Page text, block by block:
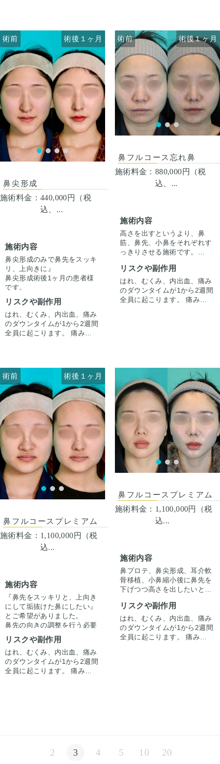
す。 内出血は平均2週間くら
いで目立たなくなります。顎
先や下唇の痺れが出ることが
あります。 多くは通常1ヶ月
以内に改善します。 稀に感染
がありますが、そのような際
は責任を持って当院で治療し
ます。 仕上がりには個人差が
あるので、手術を受けた人全
員がこの写真の様な変化をす
るわけではありませんのでご
注意下さい。 カウンセリング
にて診察させていただいた上
で、その方一人一人の状態を
ふまえて、治療法をご提案し
す。内出血は平均2週間くら
いで目立たなくなります。 稀
に感染がありますが、そのよ
うな際は責任を持って当院で
治療します。 仕上がりには個
人差があるので、手術を受け
た人全員がこの写真の様な変
化をするわけではありません
のでご注意下さい。 カウンセ
リングにて診察させていただ
いた上でその方一人一人の状
態をふまえて、治療法をご提
術前 術後１ヶ月 術前 術後１ヶ月
鼻尖形成
施術料金： 440,000円（税
込、...
施術内容
鼻尖形成のみで鼻先をスッキ
リ、上向きに』
鼻尖形成術後1ヶ月の患者様
です。
『鼻先の丸みが悩み。スッキ
リさせて、できれば上向きに
したい。』
というお悩みで受診されまし
た。
軟骨移植は希望されず、鼻尖
形成のみでやりたい。とご希
望がありました。
鼻先の向きを調整するため、
去し、Cephalic trimを行い、
軟骨自体のボリュームも減ら
しました。
またわ軟骨同士を糸でグッと
合わせることによって鼻先を
スッキリさせつつ、少し高さ
を出しました。
鼻先の向きを上向きにするよ
うに軟骨の位置を調整し固定
しました。
手術後1ヶ月でスッキリして
いますが、ここからよりスッ
キリし、半年ほどで完成とな
ります。
鼻柱の傷もまだ赤みはありま
すが、3ヶ月〜半年ほどで色
は抜けて目立ちづらくなりま
す。
リスクや副作用
はれ、むくみ、内出血、痛み
のダウンタイムが1から2週間
全員に起こります。 痛みは3
す。内出血は平均2週間くら
いで目立たなくなります。 稀
に感染がありますが、そのよ
うな際は責任を持って当院で
治療します。 仕上がりには個
人差があるので、手術を受け
た人全員がこの写真の様な変
化をするわけではありません
のでご注意下さい。 カウンセ
リングにて診察させていただ
いた上でその方一人一人の状
態をふまえて、治療法をご提
案します。
術前
術後１ヶ月
術前 術後１ヶ月
鼻フルコース忘れ鼻
施術料金： 880,000円（税
込、...
施術内容
高さを出すというより、鼻
筋、鼻先、小鼻をそれぞれす
っきりさせる施術です。
せています。
リスクや副作用
はれ、むくみ、内出血、痛み
のダウンタイムが1から2週間
全員に起こります。 痛みは3
治療します。 仕上がりには個
人差があるので、手術を受け
た人全員がこの写真の様な変
化をするわけではありません
のでご注意下さい。 カウンセ
リングにて診察させていただ
いた上でその方一人一人の状
態をふまえて、治療法をご提
案します。
術前 術後１ヶ月 術後１ヶ月
鼻フルコースプレミアム
施術料金： 1,100,000円（税
込...
施術内容
『鼻先をスッキリと、上向き
にして垢抜けた鼻にしたい』
とご希望がありました。
鼻先の向きの調整を行う必要
があり、軟骨の土台が少し弱
かったため、オープン法でア
プローチしました。
軟骨の処理を行い、大鼻翼軟
骨の位置を調整し鼻先の向き
全体としてスッキリとし、華
やかな垢抜けた印象になりま
した。
リスクや副作用
はれ、むくみ、内出血、痛み
のダウンタイムが1から2週間
全員に起こります。 痛みは3
人差があるので、手術を受け
鼻フルコースプレミアム
施術料金： 1,100,000円（税
込...
施術内容
鼻プロテ、鼻尖形成、耳介軟
骨移植、小鼻縮小後に鼻先を
下げつつ高さを出したいとの
す。
鼻先の丸みは残しつつすっき
りさせています。
リスクや副作用
はれ、むくみ、内出血、痛み
のダウンタイムが1から2週間
全員に起こります。 痛みは3
のでご注意下さい。 カウンセ
リングにて診察させていただ
2 3 4 5 10 20